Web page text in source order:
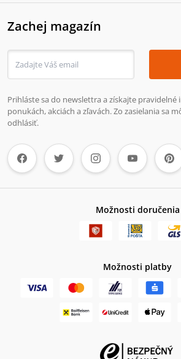
Zachej magazín
Prihláste sa do newslettra a získajte pravidelné
ponukách, akciách a zľavách. Zo zasielania sa
odhlásiť.
Možnosti doručenia
Možnosti platby